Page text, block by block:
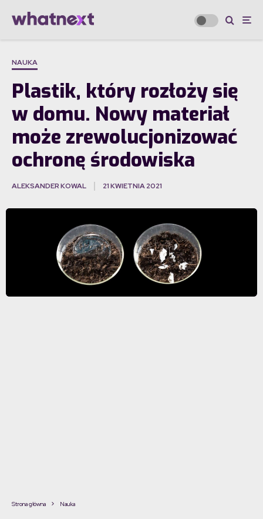
NAUKA
Plastik, który rozłoży się
w domu. Nowy materiał
może zrewolucjonizować
ochronę środowiska
ALEKSANDER KOWAL 21 KWIETNIA 2021
Strona główna Nauka